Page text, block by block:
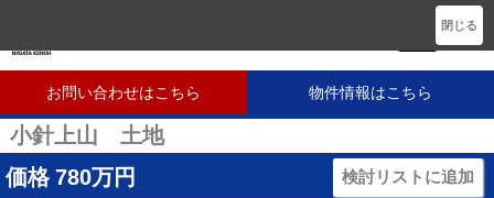
お問い合わせはこちら 物件情報はこちら
小針上山 土地
価格 780万円 検討リストに追加
閉じる